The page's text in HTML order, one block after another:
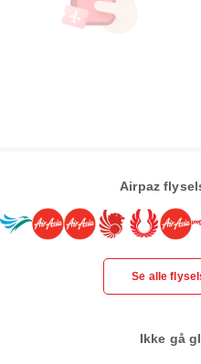
Airpaz
Se alle
Ikke gå